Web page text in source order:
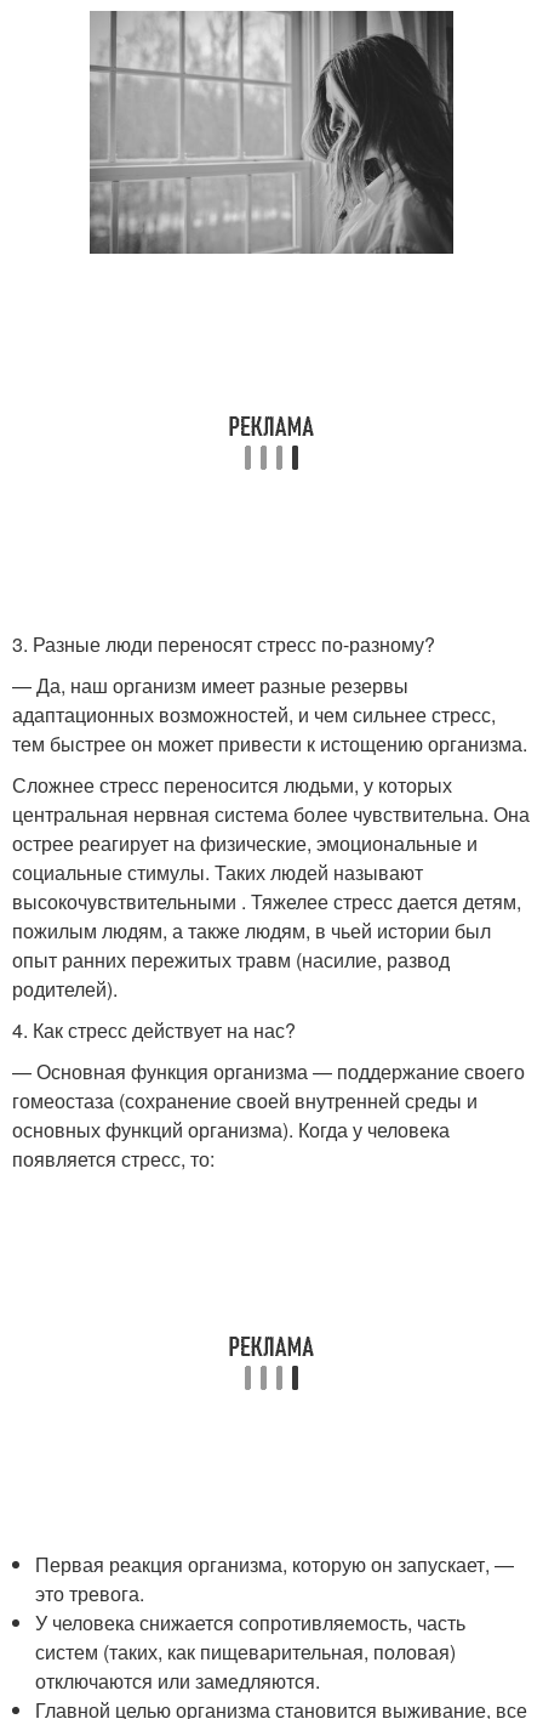
3. Разные люди переносят стресс по-разному?
— Да, наш организм имеет разные резервы
адаптационных возможностей, и чем сильнее стресс,
тем быстрее он может привести к истощению организма.
Сложнее стресс переносится людьми, у которых
центральная нервная система более чувствительна. Она
острее реагирует на физические, эмоциональные и
социальные стимулы. Таких людей называют
высокочувствительными . Тяжелее стресс дается детям,
пожилым людям, а также людям, в чьей истории был
опыт ранних пережитых травм (насилие, развод
родителей).
4. Как стресс действует на нас?
— Основная функция организма — поддержание своего
гомеостаза (сохранение своей внутренней среды и
основных функций организма). Когда у человека
появляется стресс, то:
Первая реакция организма, которую он запускает, —
это тревога.
У человека снижается сопротивляемость, часть
систем (таких, как пищеварительная, половая)
отключаются или замедляются.
Главной целью организма становится выживание, все